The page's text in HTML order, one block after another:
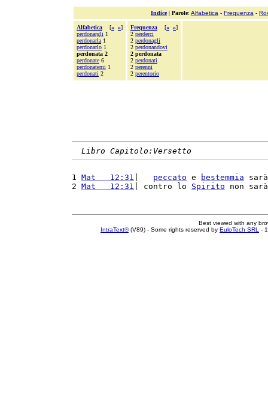
Indice| Parole: Alfabetica - Frequenza -
Alfabetica [« »]
perdonargli 1
perdonarla 1
perdonarlo 1
perdonata 2
perdonate 6
perdonatemi 1
perdonati 2
Frequenza [« »]
2 perderci
2 perdonagli
2 perdonandovi
2 perdonata
2 perdonati
2 perenni
2 perentorio
Libro Capitolo:Versetto
1 Mat   12:31 peccato e bestemmia
2 Mat   12:31 | contro lo Spirito non
Best viewed with any
IntraText®(V89) - Some rights reserved by EuloTech SRL -